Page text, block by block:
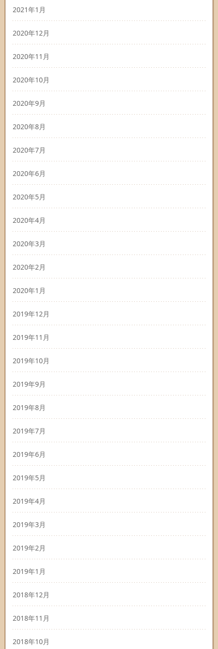
2021年1月
2020年12月
2020年11月
2020年10月
2020年9月
2020年8月
2020年7月
2020年6月
2020年5月
2020年4月
2020年3月
2020年2月
2020年1月
2019年12月
2019年11月
2019年10月
2019年9月
2019年8月
2019年7月
2019年6月
2019年5月
2019年4月
2019年3月
2019年2月
2019年1月
2018年12月
2018年11月
2018年10月